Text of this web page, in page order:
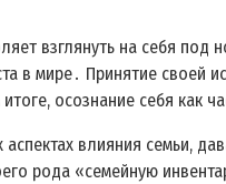
взглянуть на себя
в мире․ Принятие
осознание себя как
влияния семьи,
рода «семейную